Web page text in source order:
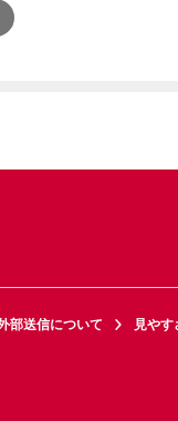
部送信について
見や